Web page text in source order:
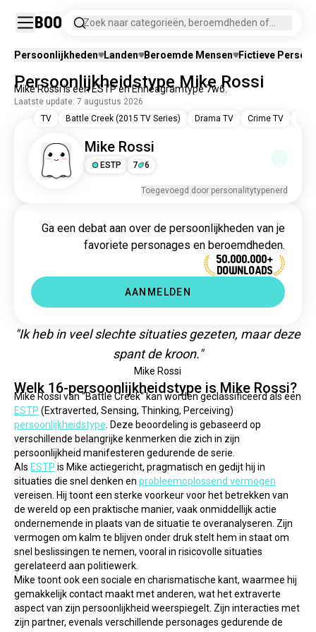
Boo
Zoek naar categorieën, beroemdheden of
Persoonlijkheden Landen Beroemde Mensen Fictieve
Persoonlijkheidstype Mike Rossi
Mike Rossi is een ESTP en Enneagramtype 7w6.
Laatste update: 7 augustus 2026
Mike Rossi
ESTP 7 6
TV Battle Creek (2015 TV Series) Drama TV Crime TV
Toegevoegd door personalitytypenerd
Ga een debat aan over de persoonlijkheden van je
favoriete personages en beroemdheden.
50.000.000+
DOWNLOADS
AANMELDEN
"Ik heb in veel slechte situaties gezeten, maar deze
spant de kroon."
Mike Rossi
Welk 16-persoonlijkheidstype is Mike Rossi?
ESTP
persoonlijkheidstype . Deze beoordeling is gebaseerd op
verschillende belangrijke kenmerken die zich in zijn
persoonlijkheid manifesteren gedurende de serie.
Als ESTP is Mike actiegericht, pragmatisch en gedijt hij in
situaties die snel denken en probleemoplossend vermogen
vereisen. Hij toont een sterke voorkeur voor het betrekken van
de wereld op een praktische manier, vaak onmiddellijk actie
ondernemende in plaats van de situatie te overanalyseren. Zijn
vermogen om kalm te blijven onder druk stelt hem in staat om
snel beslissingen te nemen, vooral in risicovolle situaties
gerelateerd aan politiewerk.
Mike toont ook een sociale en charismatische kant, waarmee hij
gemakkelijk contact maakt met anderen, wat het extraverte
aspect van zijn persoonlijkheid weerspiegelt. Zijn interacties met
zijn partner, evenals verschillende personages gedurende de